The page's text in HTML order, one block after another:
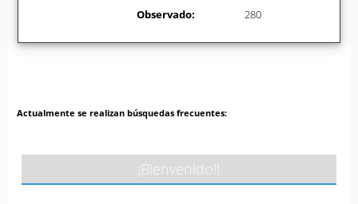
Observado:
280
Actualmente se realizan búsquedas frecuentes:
¡Bienvenido!!